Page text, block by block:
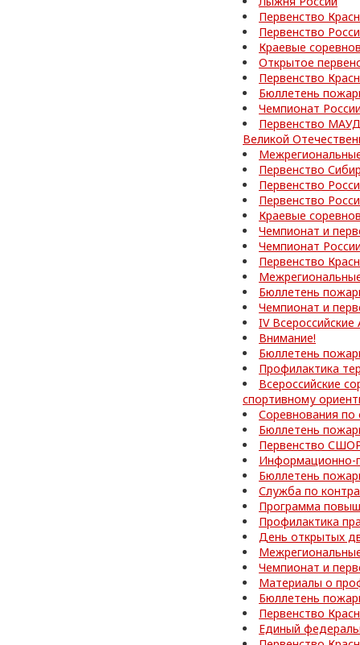
Первенство
Первенство
Краевые
Открытое
Первенство
Бюллетень
Чемпионат
Первенство
Великой
Первенство
Первенство
Первенство
Краевые
Чемпионат и
Чемпионат
Первенство
Бюллетень
Чемпионат и
IV Всероссийские
Внимание!
Бюллетень
Профилактика
Всероссийские
спортивному
Соревнования по
Бюллетень
Первенство
Информационно-
Бюллетень
Служба по
Программа
Профилактика
День открытых
Чемпионат и
Материалы о
Бюллетень
Первенство
Единый